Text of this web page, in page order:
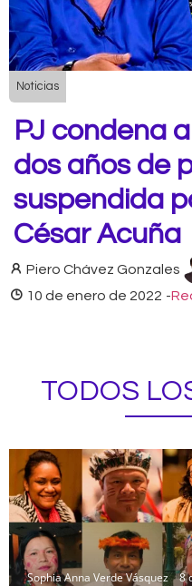
Noticias
PJ condena
dos años de
suspendida
César Acuña
Piero Chávez Gonzales
10 de enero de 2022 -
TODOS
Sophia Anna Verde Vásquez 8